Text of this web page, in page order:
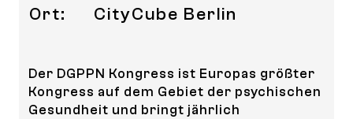
Ort:
CityCube Berlin
Der DGPPN Kongress ist Europas größter
Kongress auf dem Gebiet der psychischen
Gesundheit und bringt jährlich